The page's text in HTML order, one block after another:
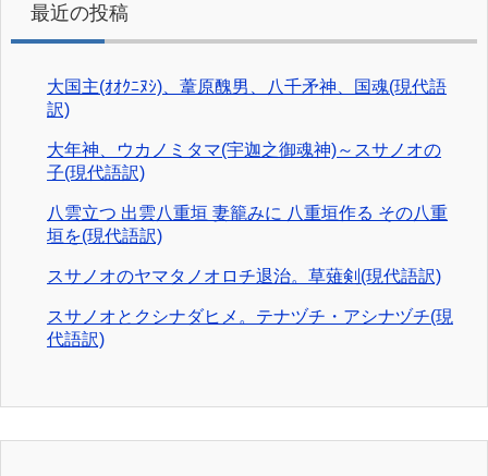
最近の投稿
大国主(ｵｵｸﾆﾇｼ)、葦原醜男、八千矛神、国魂(現代語
訳)
大年神、ウカノミタマ(宇迦之御魂神)～スサノオの
子(現代語訳)
八雲立つ 出雲八重垣 妻籠みに 八重垣作る その八重
垣を(現代語訳)
スサノオのヤマタノオロチ退治。草薙剣(現代語訳)
スサノオとクシナダヒメ。テナヅチ・アシナヅチ(現
代語訳)